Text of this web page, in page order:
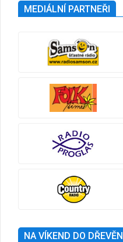
MEDIÁLNÍ PARTNEŘI
NA VÍKEND DO